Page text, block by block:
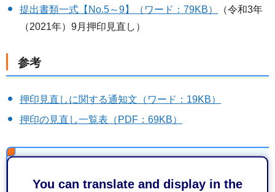
You can translate and display in the
提出書類一式【No.5～9】（ワード：79KB）
（令和3年
（2021年）9月押印見直し）
参考
押印見直しに関する通知文（ワード：19KB）
押印の見直し一覧表（PDF：69KB）
た工事に適用